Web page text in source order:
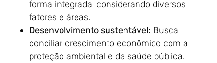
forma integrada, considerando diversos
fatores e áreas.
Desenvolvimento sustentável: Busca
conciliar crescimento econômico com a
proteção ambiental e da saúde pública.